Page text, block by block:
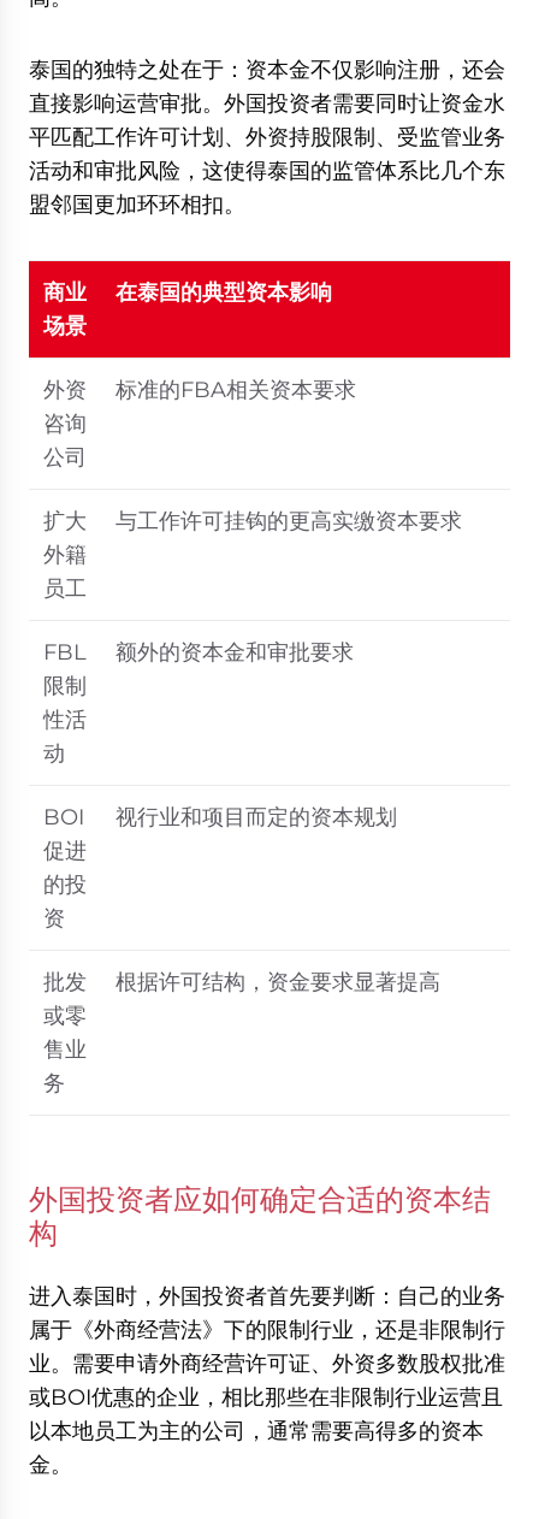
泰国的独特之处在于：资本金不仅影响注册，还会
直接影响运营审批。外国投资者需要同时让资金水
平匹配工作许可计划、外资持股限制、受监管业务
活动和审批风险，这使得泰国的监管体系比几个东
盟邻国更加环环相扣。
商业
场景
在泰国的典型资本影响
外资
咨询
公司
标准的FBA相关资本要求
扩大
外籍
员工
与工作许可挂钩的更高实缴资本要求
FBL
限制
性活
动
额外的资本金和审批要求
BOI
促进
的投
资
视行业和项目而定的资本规划
批发
或零
售业
务
根据许可结构，资金要求显著提高
外国投资者应如何确定合适的资本结
构
进入泰国时，外国投资者首先要判断：自己的业务
属于《外商经营法》下的限制行业，还是非限制行
业。需要申请外商经营许可证、外资多数股权批准
或BOI优惠的企业，相比那些在非限制行业运营且
以本地员工为主的公司，通常需要高得多的资本
金。